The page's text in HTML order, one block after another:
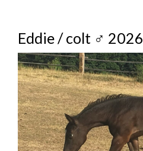
Eddie / colt ♂ 2026